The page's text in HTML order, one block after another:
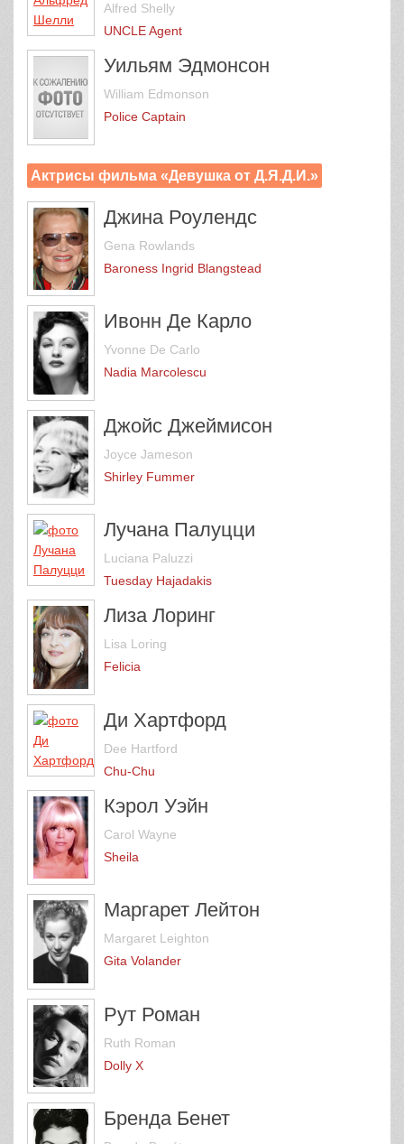
Alfred Shelly
UNCLE Agent
Уильям Эдмонсон
William Edmonson
Police Captain
Актрисы фильма «Девушка от Д.Я.Д.И.»
Джина Роулендс
Gena Rowlands
Baroness Ingrid Blangstead
Ивонн Де Карло
Yvonne De Carlo
Nadia Marcolescu
Джойс Джеймисон
Joyce Jameson
Shirley Fummer
Лучана Палуцци
Luciana Paluzzi
Tuesday Hajadakis
Лиза Лоринг
Lisa Loring
Felicia
Ди Хартфорд
Dee Hartford
Chu-Chu
Кэрол Уэйн
Carol Wayne
Sheila
Маргарет Лейтон
Margaret Leighton
Gita Volander
Рут Роман
Ruth Roman
Dolly X
Бренда Бенет